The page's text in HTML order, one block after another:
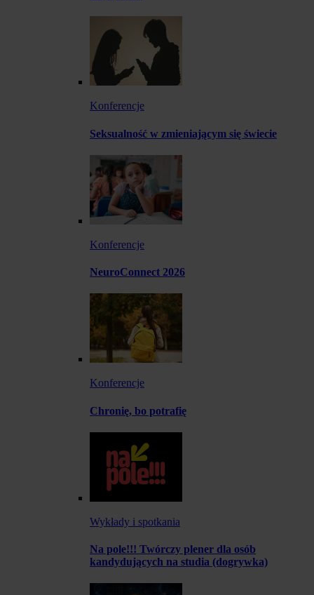
Konferencje
Seksualność w zmieniającym się świecie
Konferencje
NeuroConnect 2026
Konferencje
Chronię, bo potrafię
Wykłady i spotkania
Na pole!!! Twórczy plener dla osób
kandydujących na studia (dogrywka)